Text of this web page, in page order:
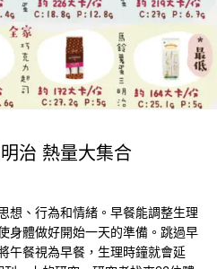
治 熱量大集合
想、行為和情緒。早餐能調整生理
身體做好開始一天的準備。跳過早
午餐視為早餐，生理時鐘就會延